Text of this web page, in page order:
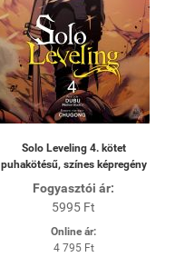
Solo Leveling 4. kötet
puhakötésű, színes képregény
Fogyasztói ár:
5995 Ft
Online ár:
4 795 Ft